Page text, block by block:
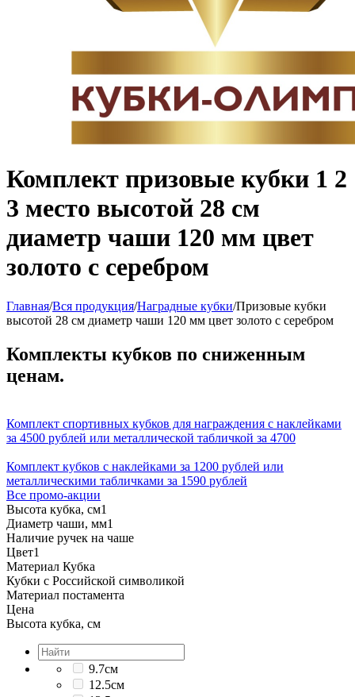
Комплект призовые кубки 1 2
3 место высотой 28 см
диаметр чаши 120 мм цвет
золото с серебром
Главная/Вся продукция/Наградные кубки/Призовые кубки
высотой 28 см диаметр чаши 120 мм цвет золото с серебром
Комплекты кубков по сниженным
ценам.
Комплект спортивных кубков для награждения с наклейками
за 4500 рублей или металлической табличкой за 4700
Комплект кубков с наклейками за 1200 рублей или
металлическими табличками за 1590 рублей
Все промо-акции
Высота кубка, см1
Диаметр чаши, мм1
Наличие ручек на чаше
Цвет1
Материал Кубка
Кубки с Российской символикой
Материал постамента
Цена
Высота кубка, см
9.7см
12.5см